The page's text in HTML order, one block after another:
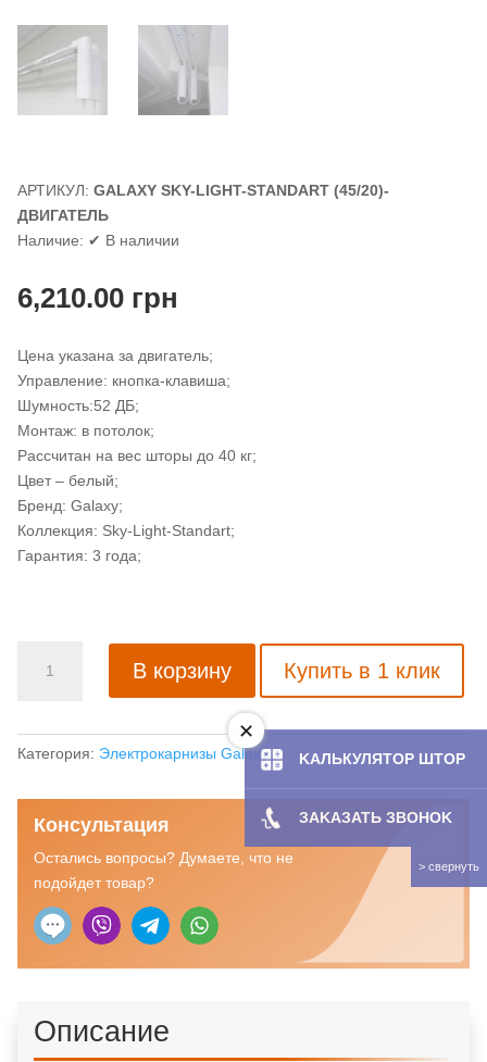
АРТИКУЛ: GALAXY SKY-LIGHT-STANDART (45/20)-
ДВИГАТЕЛЬ
Наличие: ✔ В наличии
6,210.00грн
Цена указана за двигатель;
Управление: кнопка-клавиша;
Шумность:52 ДБ;
Монтаж: в потолок;
Рассчитан на вес шторы до 40 кг;
Цвет – белый;
Бренд: Galaxy;
Коллекция: Sky-Light-Standart;
Гарантия: 3 года;
товара
Sky-
Standart
(45/20)
для
электрокраниза
В корзину Купить в 1 клик
Категория: Электрокарнизы Galaxy
Консультация
Остались вопросы? Думаете, что не
подойдет товар?
Описание
KAЛЬКУЛЯТOP ШТОР
ЗAKAЗATЬ ЗBOHOK